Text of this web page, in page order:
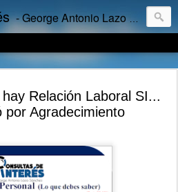
- George Antonio Lazo Sánchez
Relación Laboral SI...
por Agradecimiento